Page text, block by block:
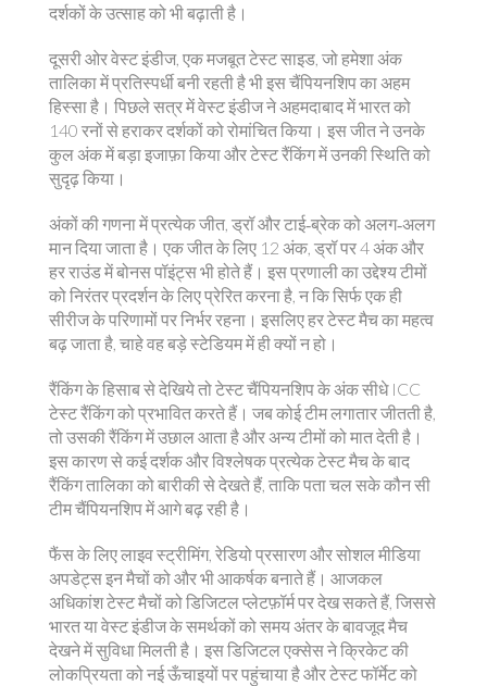
दर्शकों के उत्साह को भी बढ़ाती है।
दूसरी ओरवेस्ट इंडीज, एक मजबूत टेस्ट साइड, जो हमेशा अंक
तालिका में प्रतिस्पर्धी बनी रहती हैभी इस चैंपियनशिप का अहम
हिस्सा है। पिछले सत्र में वेस्ट इंडीज ने अहमदाबाद में भारत को
140 रनों से हराकर दर्शकों को रोमांचित किया। इस जीत ने उनके
कुल अंक में बड़ा इजाफ़ा किया और टेस्ट रैंकिंग में उनकी स्थिति को
सुदृढ़ किया।
अंकों की गणना में प्रत्येक जीत, ड्रॉ और टाई‑ब्रेक को अलग‑अलग
मान दिया जाता है। एक जीत के लिए 12 अंक, ड्रॉ पर 4 अंक और
हर राउंड में बोनस पॉइंट्स भी होते हैं। इस प्रणाली का उद्देश्य टीमों
को निरंतर प्रदर्शन के लिए प्रेरित करना है, न कि सिर्फ एक ही
सीरीज के परिणामों पर निर्भर रहना। इसलिए हर टेस्ट मैच का महत्व
बढ़ जाता है, चाहे वह बड़े स्टेडियम में ही क्यों न हो।
रैंकिंग के हिसाब से देखिये तो टेस्ट चैंपियनशिप के अंक सीधे ICC
टेस्ट रैंकिंग को प्रभावित करते हैं। जब कोई टीम लगातार जीतती है,
तो उसकी रैंकिंग में उछाल आता है और अन्य टीमों को मात देती है।
इस कारण से कई दर्शक और विश्लेषक प्रत्येक टेस्ट मैच के बाद
रैंकिंग तालिका को बारीकी से देखते हैं, ताकि पता चल सके कौन सी
टीम चैंपियनशिप में आगे बढ़ रही है।
फैंस के लिए लाइव स्ट्रीमिंग, रेडियो प्रसारण और सोशल मीडिया
अपडेट्स इन मैचों को और भी आकर्षक बनाते हैं। आजकल
अधिकांश टेस्ट मैचों को डिजिटल प्लेटफ़ॉर्म पर देख सकते हैं, जिससे
भारत या वेस्ट इंडीज के समर्थकों को समय अंतर के बावजूद मैच
देखने में सुविधा मिलती है। इस डिजिटल एक्सेस ने क्रिकेट की
लोकप्रियता को नई ऊँचाइयों पर पहुंचाया है और टेस्ट फॉर्मेट को